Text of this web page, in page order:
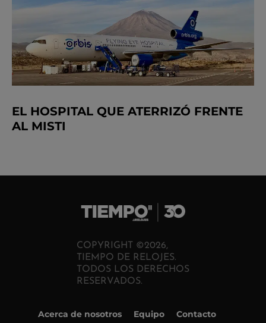
EL HOSPITAL QUE ATERRIZÓ FRENTE
AL MISTI
COPYRIGHT ©2026,
TIEMPO DE RELOJES.
TODOS LOS DERECHOS
RESERVADOS.
Acerca de nosotros Equipo Contacto